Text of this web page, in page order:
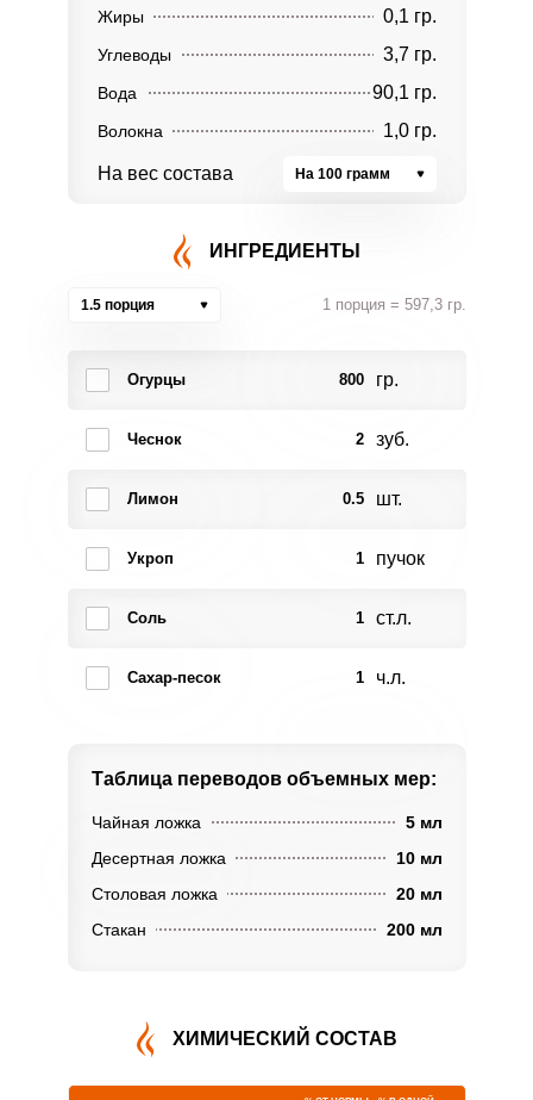
Жиры 0,1 гр.
Углеводы 3,7 гр.
Вода 90,1 гр.
Волокна 1,0 гр.
На вес состава На 100 грамм
ИНГРЕДИЕНТЫ
1.5 порция 1 порция = 597,3 гр.
Огурцы 800 гр.
Чеснок 2 зуб.
Лимон 0.5 шт.
Укроп 1 пучок
Соль 1 ст.л.
Сахар-песок 1 ч.л.
Таблица переводов объемных мер:
Чайная ложка
5 мл
Десертная ложка
10 мл
Столовая ложка
20 мл
Стакан
200 мл
ХИМИЧЕСКИЙ СОСТАВ